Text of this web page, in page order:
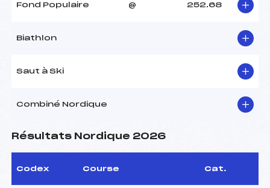
Fond Populaire @ 252.68
Biathlon
Saut à Ski
Combiné Nordique
Résultats Nordique 2026
Codex Course Cat.